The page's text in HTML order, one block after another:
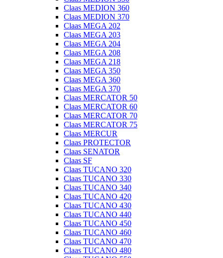
Claas MEDION 360
Claas MEDION 370
Claas MEGA 202
Claas MEGA 203
Claas MEGA 204
Claas MEGA 208
Claas MEGA 218
Claas MEGA 350
Claas MEGA 360
Claas MEGA 370
Claas MERCATOR 50
Claas MERCATOR 60
Claas MERCATOR 70
Claas MERCATOR 75
Claas MERCUR
Claas PROTECTOR
Claas SENATOR
Claas SF
Claas TUCANO 320
Claas TUCANO 330
Claas TUCANO 340
Claas TUCANO 420
Claas TUCANO 430
Claas TUCANO 440
Claas TUCANO 450
Claas TUCANO 460
Claas TUCANO 470
Claas TUCANO 480